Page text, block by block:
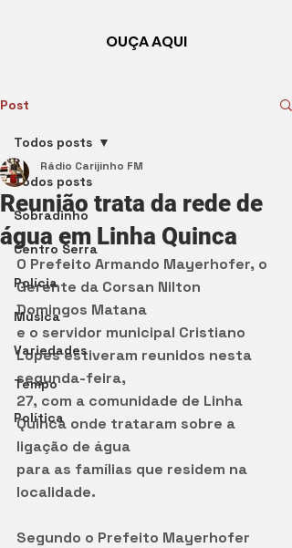
OUÇA AQUI
Post
Todos posts
Sobradinho
Centro Serra
Polícia
Música
Variedades
Tempo
Política
Todos posts
Reunião trata da rede de
água em Linha Quinca
Rádio Carijinho FM
O Prefeito Armando Mayerhofer, o
Gerente da Corsan Nilton
Domingos Matana
e o servidor municipal Cristiano
Lopes estiveram reunidos nesta
segunda-feira,
27, com a comunidade de Linha
Quinca onde trataram sobre a
ligação de água
para as famílias que residem na
localidade.
Segundo o Prefeito Mayerhofer